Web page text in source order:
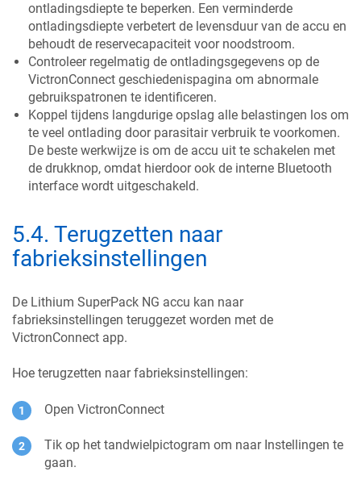
ontladingsdiepte te beperken. Een verminderde
ontladingsdiepte verbetert de levensduur van de accu en
behoudt de reservecapaciteit voor noodstroom.
Controleer regelmatig de ontladingsgegevens op de
VictronConnect geschiedenispagina om abnormale
gebruikspatronen te identificeren.
Koppel tijdens langdurige opslag alle belastingen los om
te veel ontlading door parasitair verbruik te voorkomen.
De beste werkwijze is om de accu uit te schakelen met
de drukknop, omdat hierdoor ook de interne Bluetooth
interface wordt uitgeschakeld.
5.4. Terugzetten naar
fabrieksinstellingen
De Lithium SuperPack NG accu kan naar
fabrieksinstellingen teruggezet worden met de
VictronConnect app.
Hoe terugzetten naar fabrieksinstellingen:
Open VictronConnect
Tik op het tandwielpictogram om naar Instellingen te
gaan.